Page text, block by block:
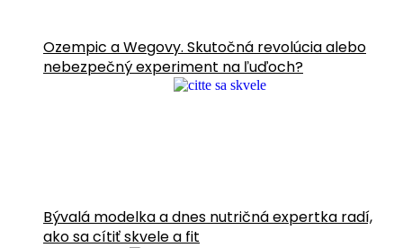
Ozempic a Wegovy. Skutočná revolúcia alebo
nebezpečný experiment na ľuďoch?
Bývalá modelka a dnes nutričná expertka radí,
ako sa cítiť skvele a fit